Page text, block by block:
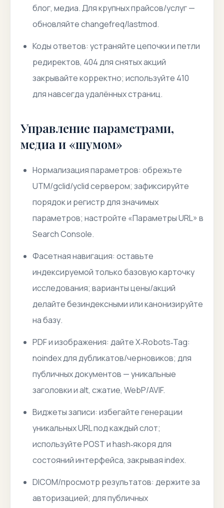
блог, медиа. Для крупных прайсов/услуг —
обновляйте changefreq/lastmod.
Коды ответов: устраняйте цепочки и петли
редиректов, 404 для снятых акций
закрывайте корректно; используйте 410
для навсегда удалённых страниц.
Управление параметрами,
медиа и «шумом»
Нормализация параметров: обрежьте
UTM/gclid/yclid сервером; зафиксируйте
порядок и регистр для значимых
параметров; настройте «Параметры URL» в
Search Console.
Фасетная навигация: оставьте
индексируемой только базовую карточку
исследования; варианты цены/акций
делайте безиндексными или канонизируйте
на базу.
PDF и изображения: дайте X‑Robots‑Tag:
noindex для дубликатов/черновиков; для
публичных документов — уникальные
заголовки и alt, сжатие, WebP/AVIF.
Виджеты записи: избегайте генерации
уникальных URL под каждый слот;
используйте POST и hash‑якоря для
состояний интерфейса, закрывая index.
DICOM/просмотр результатов: держите за
авторизацией; для публичных